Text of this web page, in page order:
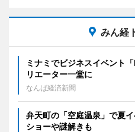
みん経
ミナミでビジネスイベント
リエーター一堂に
なんば経済新聞
弁天町の「空庭温泉」で夏
ショーや謎解きも